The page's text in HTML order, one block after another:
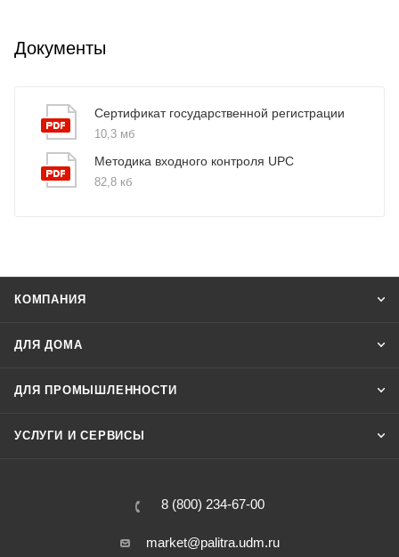
Документы
Сертификат государственной регистрации
10,3 мб
Методика входного контроля UPC
82,8 кб
КОМПАНИЯ
ДЛЯ ДОМА
ДЛЯ ПРОМЫШЛЕННОСТИ
УСЛУГИ И СЕРВИСЫ
8 (800) 234-67-00
market@palitra.udm.ru